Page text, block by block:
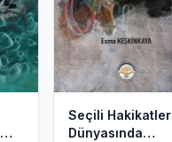
Seçili Hakikatler
Dünyasında